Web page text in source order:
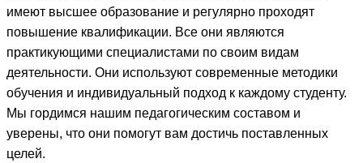
имеют высшее образование и регулярно проходят
повышение квалификации. Все они являются
практикующими специалистами по своим видам
деятельности. Они используют современные методики
обучения и индивидуальный подход к каждому студенту.
Мы гордимся нашим педагогическим составом и
уверены, что они помогут вам достичь поставленных
целей.